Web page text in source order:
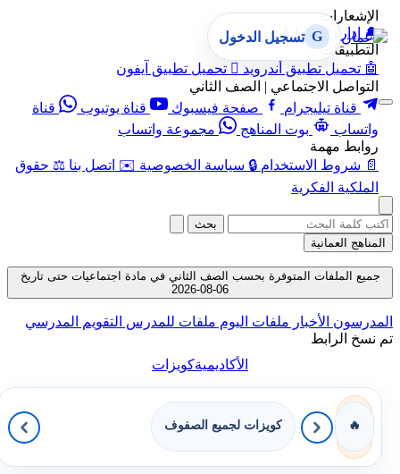
الإشعارات
🔔 إدارة الإشعارات
التطبيقات
🤖 تحميل تطبيق أندرويد  تحميل تطبيق آيفون
التواصل الاجتماعي | الصف الثاني
قناة تيليجرام
صفحة فيسبوك قناة يوتيوب
قناة
واتساب
بوت المناهج
مجموعة واتساب
روابط مهمة
📄 شروط الاستخدام 🔒 سياسة الخصوصية ✉️ اتصل بنا ⚖️ حقوق
الملكية الفكرية
G تسجيل الدخول
بحث
المناهج العمانية
جميع الملفات المتوفرة بحسب الصف الثاني في مادة اجتماعيات حتى تاريخ
06-08-2026
المدرسون الأخبار ملفات اليوم ملفات للمدرس التقويم المدرسي
تم نسخ الرابط
الأكاديميةكويزات
🔥 كويزات لجميع الصفوف